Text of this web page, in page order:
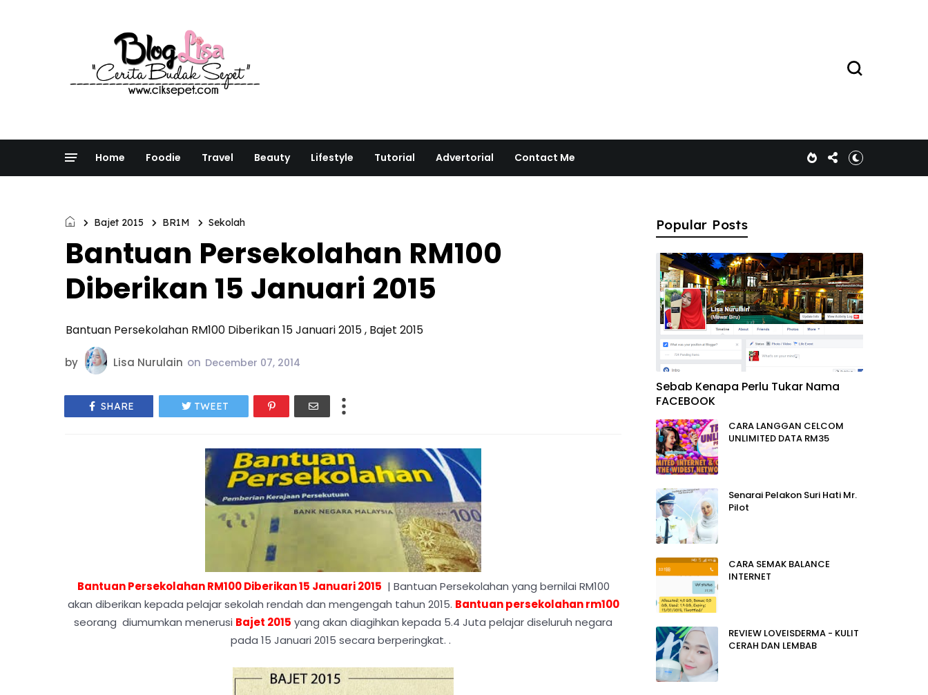
Home Foodie Travel Beauty Lifestyle Tutorial Advertorial Contact Me
Bajet 2015 BR1M Sekolah
Bantuan Persekolahan RM100
Diberikan 15 Januari 2015
Bantuan Persekolahan RM100 Diberikan 15 Januari 2015 , Bajet 2015
by Lisa Nurulain on December 07, 2014
SHARE TWEET
Bantuan Persekolahan RM100 Diberikan 15 Januari 2015 | Bantuan Persekolahan yang bernilai RM100
akan diberikan kepada pelajar sekolah rendah dan mengengah tahun 2015. Bantuan persekolahan rm100
seorang diumumkan menerusi Bajet 2015 yang akan diagihkan kepada 5.4 Juta pelajar diseluruh negara
pada 15 Januari 2015 secara berperingkat. .
Popular Posts
Sebab Kenapa Perlu Tukar Nama
FACEBOOK
CARA LANGGAN CELCOM
UNLIMITED DATA RM35
Senarai Pelakon Suri Hati Mr.
Pilot
CARA SEMAK BALANCE
INTERNET
REVIEW LOVEISDERMA - KULIT
CERAH DAN LEMBAB